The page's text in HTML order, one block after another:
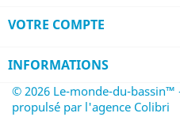
VOTRE COMPTE
INFORMATIONS
© 2026 Le-monde-du-bassin™
propulsé par l'agence Colibri